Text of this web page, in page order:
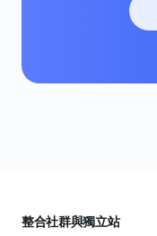
整合社群與獨立站